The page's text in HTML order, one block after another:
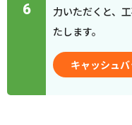
6
力いただくと、
たします。
キャッシュ